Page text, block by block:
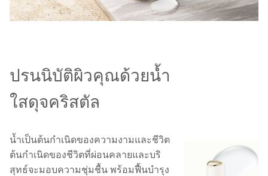
ปรนนิบัติผิวคุณด้วยน้ำ
ใสดุจคริสตัล
น้ำเป็นต้นกำเนิดของความงามและชีวิต
ต้นกำเนิดของชีวิตที่ผ่อนคลายและบริ
สุทธ์จะมอบความชุ่มชื้น พร้อมฟื้นบำรุง